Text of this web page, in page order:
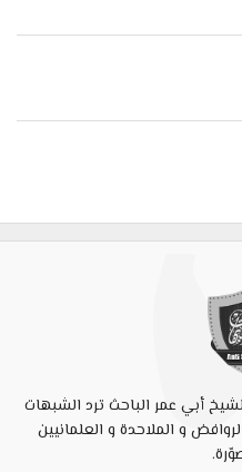
أبي عمر الباحث ترد الشبهات
و الملاحدة و العلمانيين